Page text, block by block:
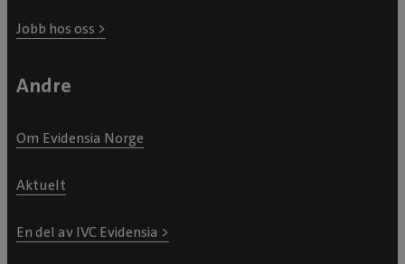
Jobb hos oss >
Andre
Om Evidensia Norge
Aktuelt
En del av IVC Evidensia >